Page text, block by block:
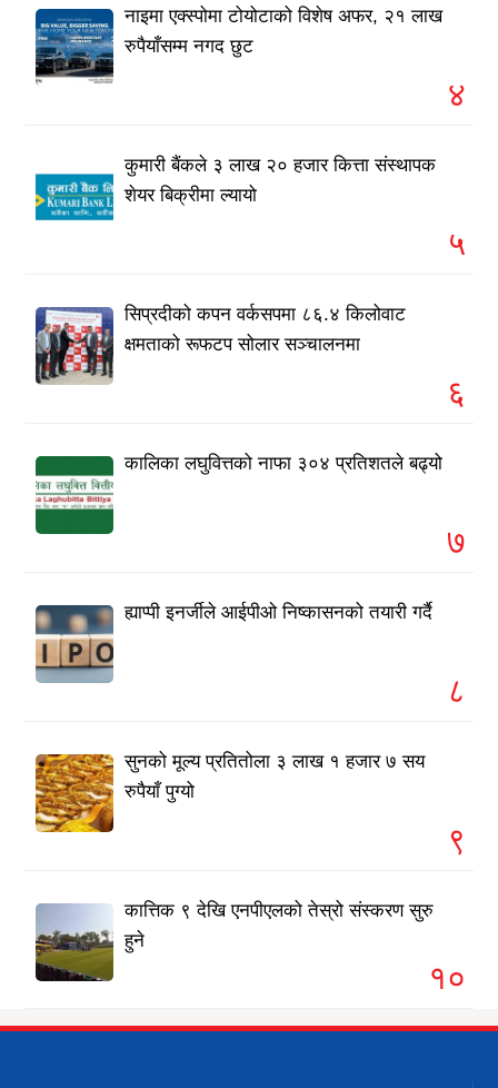
नाइमा एक्स्पोमा टोयोटाको विशेष अफर, २१ लाख
रुपैयाँसम्म नगद छुट
४
कुमारी बैंकले ३ लाख २० हजार कित्ता संस्थापक
शेयर बिक्रीमा ल्यायो
५
सिप्रदीको कपन वर्कसपमा ८६.४ किलोवाट
क्षमताको रूफटप सोलार सञ्चालनमा
६
कालिका लघुवित्तको नाफा ३०४ प्रतिशतले बढ्यो
७
ह्याप्पी इनर्जीले आईपीओ निष्कासनको तयारी गर्दै
८
सुनको मूल्य प्रतितोला ३ लाख १ हजार ७ सय
रुपैयाँ पुग्यो
९
कात्तिक ९ देखि एनपीएलको तेस्रो संस्करण सुरु
हुने
१०